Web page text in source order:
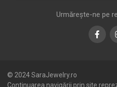
Urmărește-ne pe
© 2024 SaraJewelry.ro
Continuarea navigării prin site